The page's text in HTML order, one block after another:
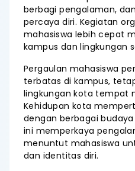
berbagi pengalaman,
percaya diri. Kegiatan
mahasiswa lebih cepat
kampus dan lingkungan
Pergaulan mahasiswa
terbatas di kampus,
lingkungan kota tempat
Kehidupan kota
dengan berbagai
ini memperkaya
menuntut mahasiswa
dan identitas diri.